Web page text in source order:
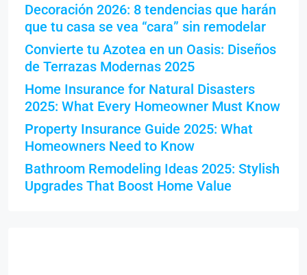
Decoración 2026: 8 tendencias que harán
que tu casa se vea “cara” sin remodelar
Convierte tu Azotea en un Oasis: Diseños
de Terrazas Modernas 2025
Home Insurance for Natural Disasters
2025: What Every Homeowner Must Know
Property Insurance Guide 2025: What
Homeowners Need to Know
Bathroom Remodeling Ideas 2025: Stylish
Upgrades That Boost Home Value